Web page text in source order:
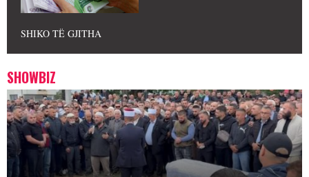
SHIKO TË GJITHA
SHOWBIZ